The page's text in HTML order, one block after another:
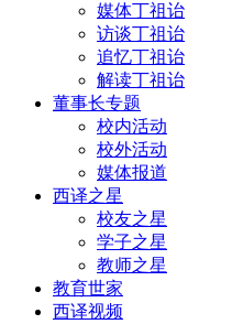
媒体丁祖诒
访谈丁祖诒
追忆丁祖诒
解读丁祖诒
董事长专题
校内活动
校外活动
媒体报道
西译之星
校友之星
学子之星
教师之星
教育世家
西译视频